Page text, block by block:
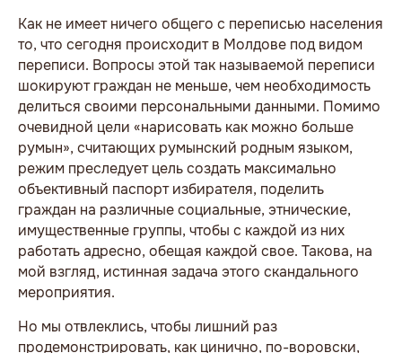
Как не имеет ничего общего с переписью населения
то, что сегодня происходит в Молдове под видом
переписи. Вопросы этой так называемой переписи
шокируют граждан не меньше, чем необходимость
делиться своими персональными данными. Помимо
очевидной цели «нарисовать как можно больше
румын», считающих румынский родным языком,
режим преследует цель создать максимально
объективный паспорт избирателя, поделить
граждан на различные социальные, этнические,
имущественные группы, чтобы с каждой из них
работать адресно, обещая каждой свое. Такова, на
мой взгляд, истинная задача этого скандального
мероприятия.
Но мы отвлеклись, чтобы лишний раз
продемонстрировать, как цинично, по-воровски,